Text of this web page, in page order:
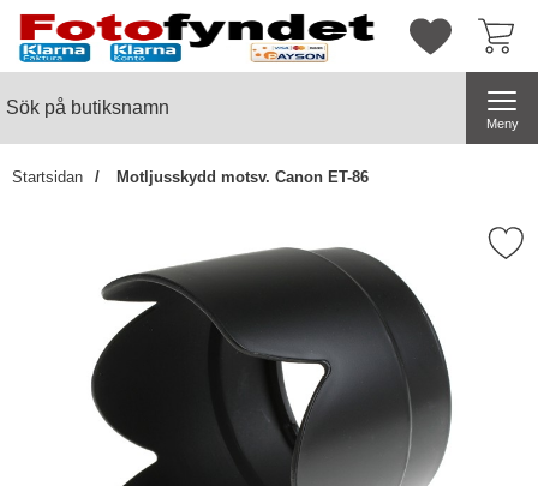
Startsidan för butiksnamn
Mina
Meny
Startsidan Motljusskydd motsv. Canon ET-86
Markera motljusskydd motsv.